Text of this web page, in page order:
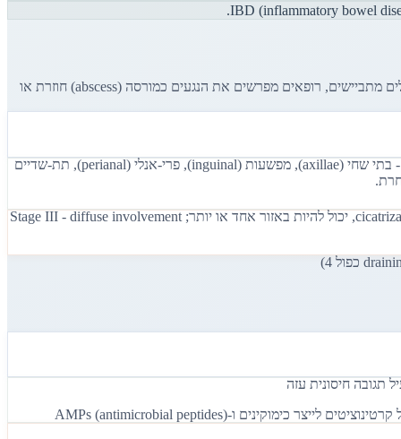
העיכוב הממוצע באבחנת הידראדניטיס סופורטיבה (HS, Hidradenitis Suppurativa) הוא 7 עד 10 שנים מהופעת הסימפטומים הראשונים. הסיבות: חולים מתביישים, רופאים מפרשים את הנגעים כמורסה (abscess) חוזרת או
האבחנה של HS היא קלינית ומבוססת על שלושה קריטריונים: (1) נגעים אופייניים - נודולים עמוקים, abscesses, sinus tracts, צלקות. (2) מיקום אופייני - בתי שחי (axillae), מפשעות (inguinal), פרי-אנלי (perianal), תת-שדיים
סיווג Hurley הוא מערכת סטטית: Stage I - abscesses בודדים ללא sinus tracts וללא cicatrization; Stage II - abscesses חוזרים עם sinus tracts ו-cicatrization, יכול להיות באזור אחד או יותר; Stage III - diffuse involvement